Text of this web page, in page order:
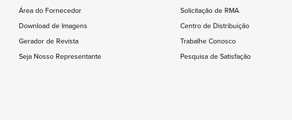
Área do Fornecedor
Download de Imagens
Gerador de Revista
Seja Nosso Representante
Solicitação de RMA
Centro de Distribuição
Trabalhe Conosco
Pesquisa de Satisfação